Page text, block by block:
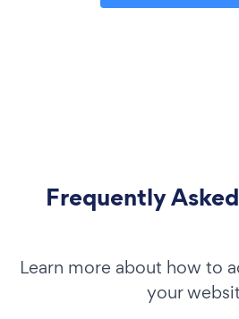
Frequently
Learn more about how to
your